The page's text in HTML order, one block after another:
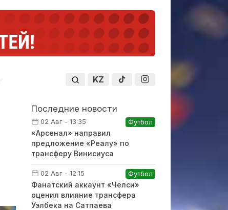
KZ
Последние новости
02 Авг - 13:35 Футбол
«Арсенал» направил
предложение «Реалу» по
трансферу Винисиуса
02 Авг - 12:15 Футбол
Фанатский аккаунт «Челси»
оценил влияние трансфера
Уэлбека на Сатпаева